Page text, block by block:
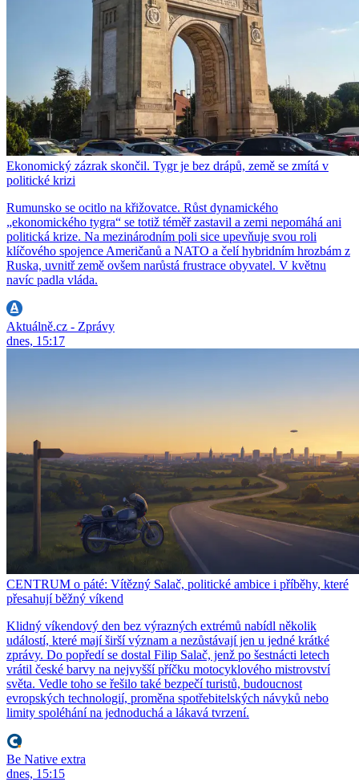
Ekonomický zázrak skončil. Tygr je bez drápů, země se zmítá v
politické krizi
Rumunsko se ocitlo na křižovatce. Růst dynamického
„ekonomického tygra“ se totiž téměř zastavil a zemi nepomáhá ani
politická krize. Na mezinárodním poli sice upevňuje svou roli
klíčového spojence Američanů a NATO a čelí hybridním hrozbám z
Ruska, uvnitř země ovšem narůstá frustrace obyvatel. V květnu
navíc padla vláda.
Aktuálně.cz - Zprávy
dnes, 15:17
CENTRUM o páté: Vítězný Salač, politické ambice i příběhy, které
přesahují běžný víkend
Klidný víkendový den bez výrazných extrémů nabídl několik
událostí, které mají širší význam a nezůstávají jen u jedné krátké
zprávy. Do popředí se dostal Filip Salač, jenž po šestnácti letech
vrátil české barvy na nejvyšší příčku motocyklového mistrovství
světa. Vedle toho se řešilo také bezpečí turistů, budoucnost
evropských technologií, proměna spotřebitelských návyků nebo
limity spoléhání na jednoduchá a lákavá tvrzení.
Be Native extra
dnes, 15:15